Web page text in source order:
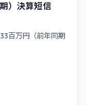
）決算短信
百万円（前年同期